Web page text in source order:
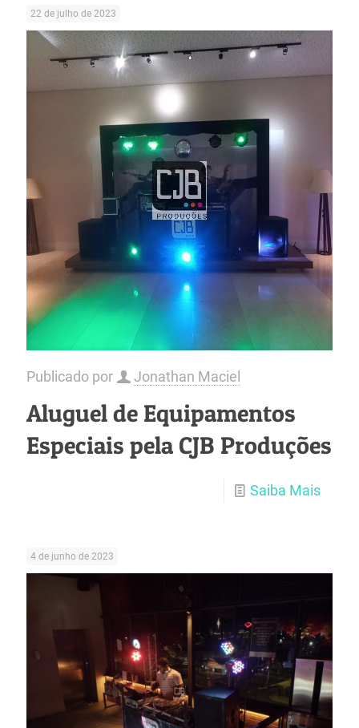
22 de julho de 2023
Publicado por Jonathan Maciel
Aluguel de Equipamentos
Especiais pela CJB Produções
Saiba Mais
4 de junho de 2023